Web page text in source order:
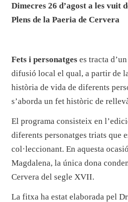
Dimecres 26 d’agost a les vuit
Plens de la Paeria de Cervera
Fets i personatges es tracta
difusió local el qual, a partir de
història de vida de diferents
s’aborda un fet històric de
El programa consisteix en
diferents personatges triats que
col·leccionant. En aquesta
Magdalena, la única dona
Cervera del segle XVII.
La fitxa ha estat elaborada pel